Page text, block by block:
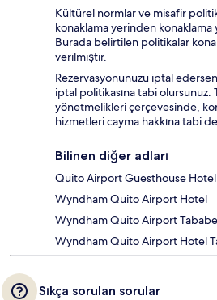
Kültürel normlar ve misafir
konaklama yerinden konaklama
Burada belirtilen politikalar
verilmiştir.
Rezervasyonunuzu iptal
iptal politikasına tabi olursunuz.
yönetmelikleri çerçevesinde,
hizmetleri cayma hakkına tabi
Bilinen diğer adları
Quito Airport Guesthouse Hotel
Wyndham Quito Airport Hotel
Wyndham Quito Airport
Wyndham Quito Airport Hotel
Sıkça sorulan sorular